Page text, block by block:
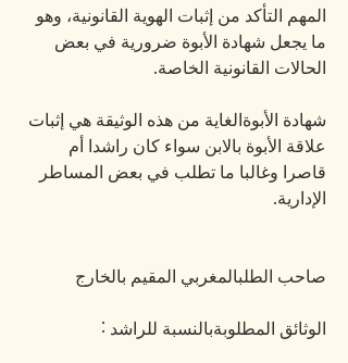
المهم التأكد من إثبات الهوية القانونية، وهو
ما يجعل شهادة الأبوة ضرورية في بعض
الحالات القانونية الخاصة.
شهادة الأبوةالغاية من هذه الوثيقة هي إثبات
علاقة الأبوة بالابن سواء كان راشدا أم
قاصرا وغالبا ما تطلب في بعض المساطر
الإدارية.
صاحب الطلبالمغربي المقيم بالخارج
الوثائق المطلوبةبالنسبة للراشد :